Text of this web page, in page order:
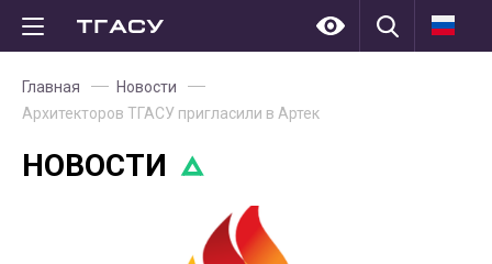
Главная
Новости
Архитекторов ТГАСУ пригласили в Артек
НОВОСТИ